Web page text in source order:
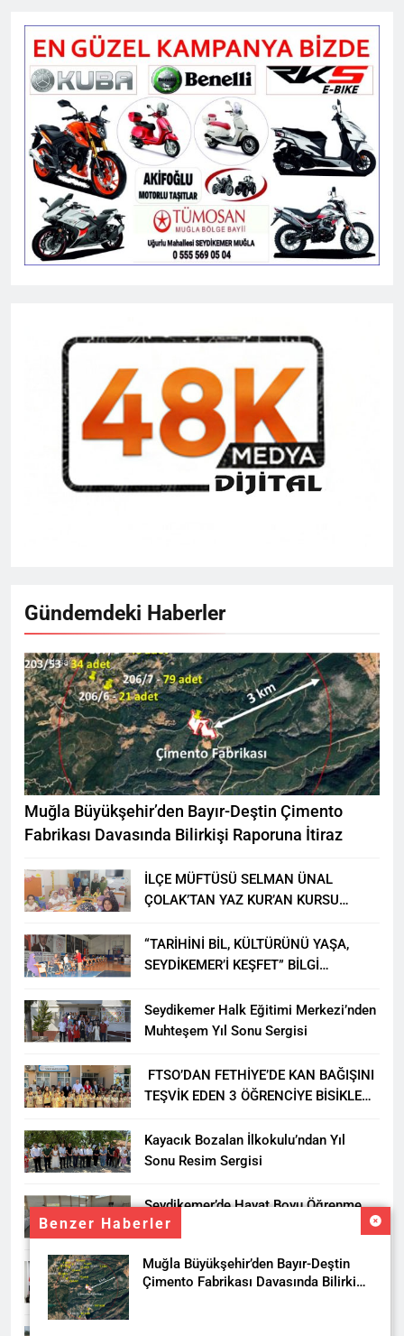
Benzer Haberler
Muğla Büyükşehir’den Bayır-Deştin
Çimento Fabrikası Davasında Bilirkişi
Gündemdeki Haberler
Muğla Büyükşehir’den Bayır-Deştin Çimento
Fabrikası Davasında Bilirkişi Raporuna İtiraz
İLÇE MÜFTÜSÜ SELMAN ÜNAL
ÇOLAK’TAN YAZ KUR’AN KURSU
“TARİHİNİ BİL, KÜLTÜRÜNÜ YAŞA,
SEYDİKEMER’İ KEŞFET” BİLGİ
Seydikemer Halk Eğitimi Merkezi’nden
Muhteşem Yıl Sonu Sergisi
FTSO’DAN FETHİYE’DE KAN BAĞIŞINI
TEŞVİK EDEN 3 ÖĞRENCİYE BİSİKLET
Kayacık Bozalan İlkokulu’ndan Yıl
Sonu Resim Sergisi
Seydikemer’de Hayat Boyu Öğrenme
Haftası Kadıköy Sergisiyle Başladı
DALAMAN KENT PARK PROJESİ İÇİN
BAŞKAN DURMUŞ’A YETKİ VERİLDİ